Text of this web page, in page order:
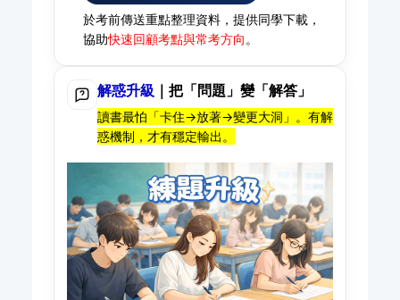
於考前傳送重點整理資料，提供同學下載，
協助快速回顧考點與常考方向。
解惑升級 ｜把「問題」變「解答」
讀書最怕「卡住→放著→變更大洞」。有解
惑機制，才有穩定輸出。